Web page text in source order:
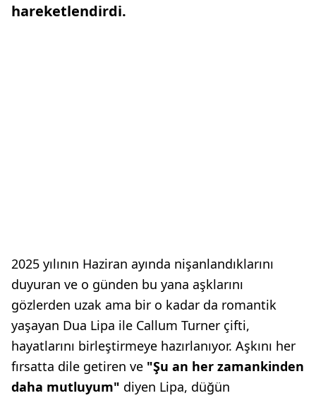
hareketlendirdi.
2025 yılının Haziran ayında nişanlandıklarını
duyuran ve o günden bu yana aşklarını
gözlerden uzak ama bir o kadar da romantik
yaşayan Dua Lipa ile Callum Turner çifti,
hayatlarını birleştirmeye hazırlanıyor. Aşkını her
fırsatta dile getiren ve "Şu an her zamankinden
daha mutluyum" diyen Lipa, düğün